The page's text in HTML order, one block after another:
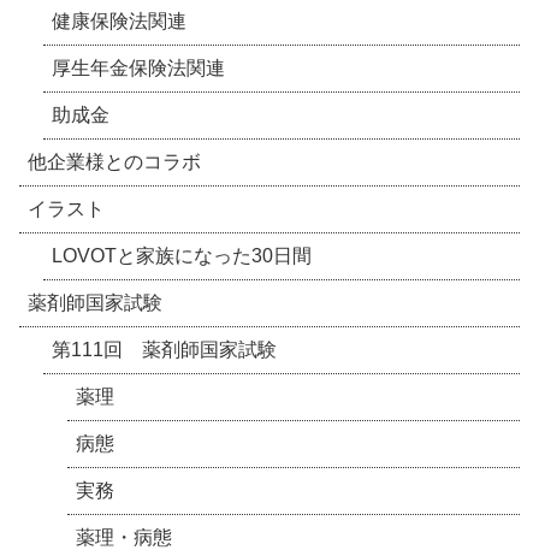
健康保険法関連
厚生年金保険法関連
助成金
他企業様とのコラボ
イラスト
LOVOTと家族になった30日間
薬剤師国家試験
第111回 薬剤師国家試験
薬理
病態
実務
薬理・病態